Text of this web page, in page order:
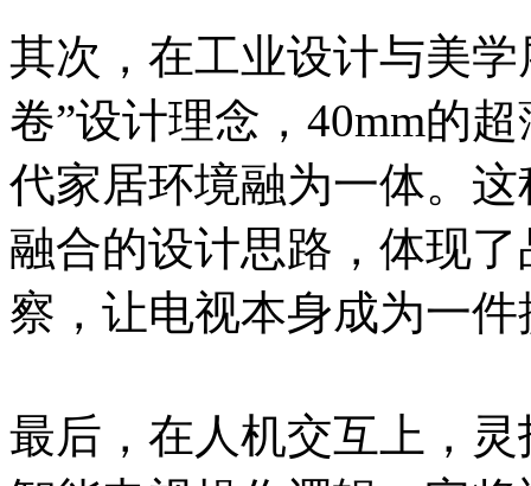
其次，在工业设计与美
卷”设计理念，40mm的
代家居环境融为一体。
融合的设计思路，体现
察，让电视本身成为一
最后，在人机交互上，